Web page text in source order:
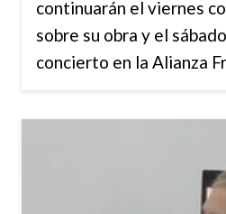
continuarán el viernes
sobre su obra y el
concierto en la Alianza